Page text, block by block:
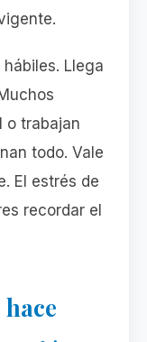
Llega
o trabajan
todo. Vale
El estrés de
recordar el